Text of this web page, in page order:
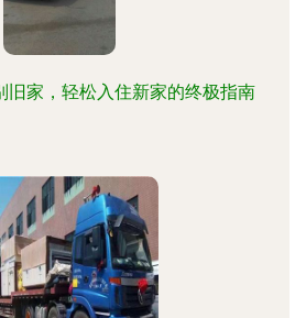
旧家，轻松入住新家的终极指南